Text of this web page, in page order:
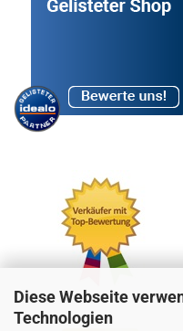
Diese Webseite
Technologien